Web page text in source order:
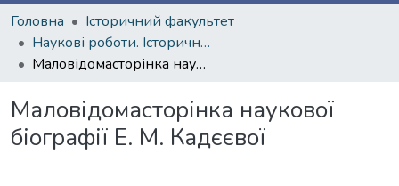
Головна
Історичний факультет
Наукові роботи. Історичний факультет
Маловідомасторінка наукової біографії Е. М. Кадєєвої
Маловідомасторінка наукової
біографії Е. М. Кадєєвої